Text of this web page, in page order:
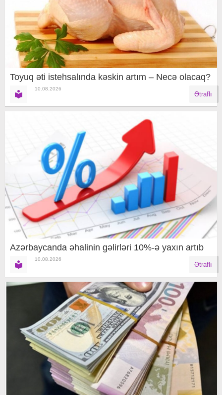
Toyuq əti istehsalında kəskin artım – Necə olacaq?
10.08.2026
Ətraflı
Azərbaycanda əhalinin gəlirləri 10%-ə yaxın artıb
10.08.2026
Ətraflı